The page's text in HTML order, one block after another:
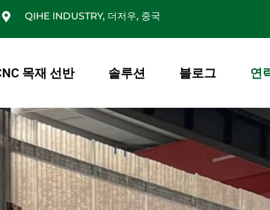
QIHE INDUSTRY, 더저우, 중국
목재 선반 솔루션 블로그 연